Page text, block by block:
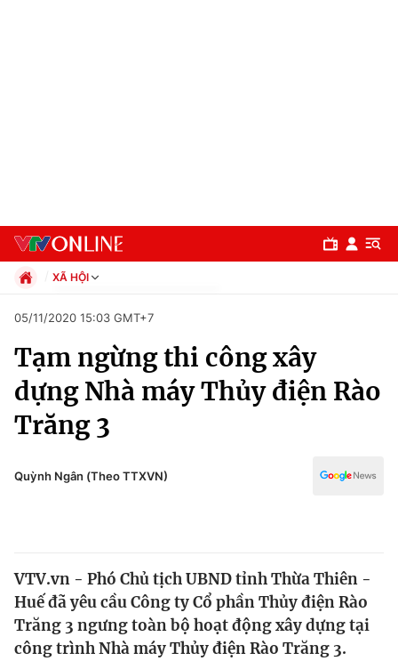
Chuyên mục
Chính trị
Thế giới
Tin tức
Kinh tế
XÃ HỘI
Xã hội
Pháp luật
Kinh tế
Thể thao
Truyền hình
Văn hóa - Giải trí
Đời sống
05/11/2020 15:03 GMT+7
Tạm ngừng thi công xây
dựng Nhà máy Thủy điện Rào
Trăng 3
Quỳnh Ngân (Theo TTXVN)
VTV.vn - Phó Chủ tịch UBND tỉnh Thừa Thiên -
Huế đã yêu cầu Công ty Cổ phần Thủy điện Rào
Trăng 3 ngưng toàn bộ hoạt động xây dựng tại
công trình Nhà máy Thủy điện Rào Trăng 3.